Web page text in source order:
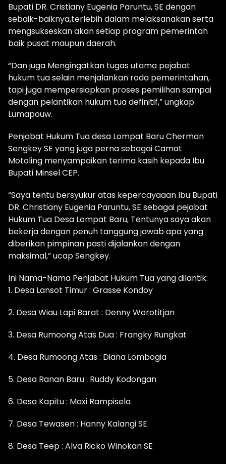
Bupati DR. Cristiany Eugenia Paruntu, SE dengan
sebaik-baiknya,terlebih dalam melaksanakan serta
mengsukseskan akan setiap program pemerintah
baik pusat maupun daerah.
“Dan juga Mengingatkan tugas utama pejabat
hukum tua selain menjalankan roda pemerintahan,
tapi juga mempersiapkan proses pemilihan sampai
dengan pelantikan hukum tua definitif,” ungkap
Lumapouw.
Penjabat Hukum Tua desa Lompat Baru Cherman
Sengkey SE yang juga perna sebagai Camat
Motoling menyampaikan terima kasih kepada Ibu
Bupati Minsel CEP.
“Saya tentu bersyukur atas kepercayaaan Ibu Bupati
DR. Christiany Eugenia Paruntu, SE sebagai pejabat
Hukum Tua Desa Lompat Baru, Tentunya saya akan
bekerja dengan penuh tanggung jawab apa yang
diberikan pimpinan pasti dijalankan dengan
maksimal,” ucap Sengkey.
Ini Nama-Nama Penjabat Hukum Tua yang dilantik:
1. Desa Lansot Timur : Grasse Kondoy
2. Desa Wiau Lapi Barat : Denny Worotitjan
3. Desa Rumoong Atas Dua : Frangky Rungkat
4. Desa Rumoong Atas : Diana Lombogia
5. Desa Ranan Baru : Ruddy Kodongan
6. Desa Kapitu : Maxi Rampisela
7. Desa Tewasen : Hanny Kalangi SE
8. Desa Teep : Alva Ricko Winokan SE